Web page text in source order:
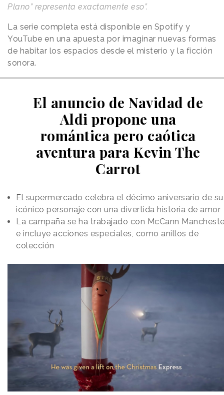
Plano” representa exactamente eso”.
La serie completa está disponible en Spotify y
YouTube en una apuesta por imaginar nuevas formas
de habitar los espacios desde el misterio y la ficción
sonora.
El anuncio de Navidad de
Aldi propone una
romántica pero caótica
aventura para Kevin The
Carrot
El supermercado celebra el décimo aniversario de su
icónico personaje con una divertida historia de amor
La campaña se ha trabajado con McCann
e incluye acciones especiales, como anillos de
colección